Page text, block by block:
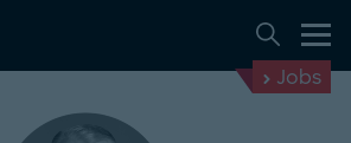
Jobs